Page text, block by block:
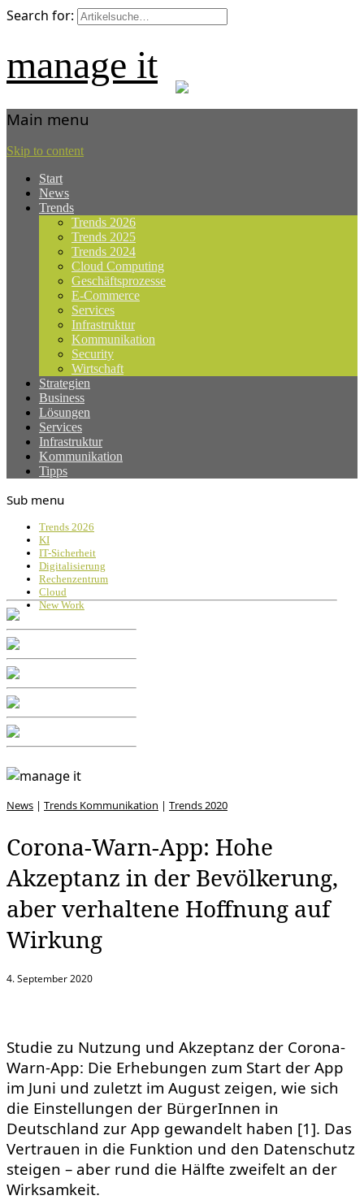
Search for:
manage it
Main menu
Skip to content
Start
News
Trends
Trends 2026
Trends 2025
Trends 2024
Cloud Computing
Geschäftsprozesse
E-Commerce
Services
Infrastruktur
Kommunikation
Security
Wirtschaft
Strategien
Business
Lösungen
Services
Infrastruktur
Kommunikation
Tipps
Sub menu
Trends 2026
KI
IT-Sicherheit
Digitalisierung
Rechenzentrum
Cloud
New Work
News | Trends Kommunikation | Trends 2020
Corona-Warn-App: Hohe
Akzeptanz in der Bevölkerung,
aber verhaltene Hoffnung auf
Wirkung
4. September 2020
Studie zu Nutzung und Akzeptanz der Corona-
Warn-App: Die Erhebungen zum Start der App
im Juni und zuletzt im August zeigen, wie sich
die Einstellungen der BürgerInnen in
Deutschland zur App gewandelt haben [1]. Das
Vertrauen in die Funktion und den Datenschutz
steigen – aber rund die Hälfte zweifelt an der
Wirksamkeit.